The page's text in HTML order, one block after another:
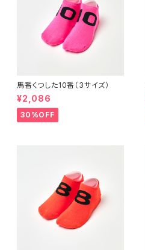
馬番くつした10番（3サイズ）
¥2,086
30%OFF